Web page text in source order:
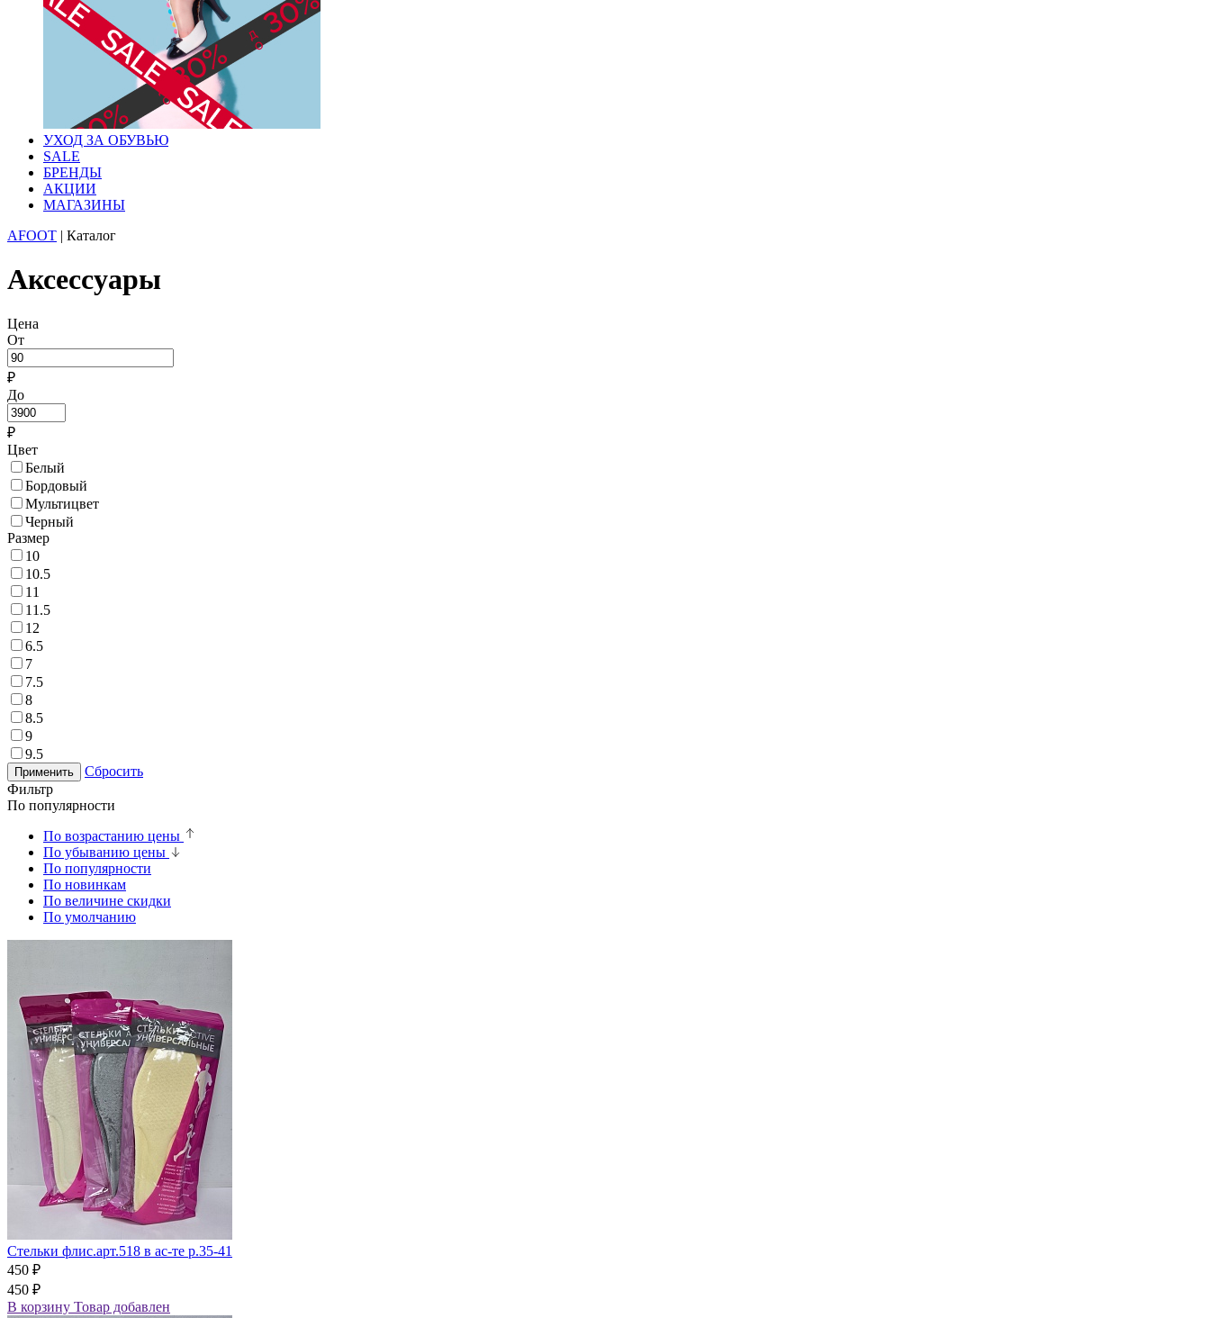
УХОД ЗА ОБУВЬЮ
SALE
БРЕНДЫ
АКЦИИ
МАГАЗИНЫ
AFOOT | Каталог
Аксессуары
Цена
От
₽
До
₽
Цвет
Белый
Бордовый
Мультицвет
Черный
Размер
10
10.5
11
11.5
12
6.5
7
7.5
8
8.5
9
9.5
Применить
Сбросить
Фильтр
По популярности
По возрастанию цены
По убыванию цены
По популярности
По новинкам
По величине скидки
По умолчанию
Стельки флис.арт.518 в ас-те р.35-41
450 ₽
450 ₽
В корзину Товар добавлен